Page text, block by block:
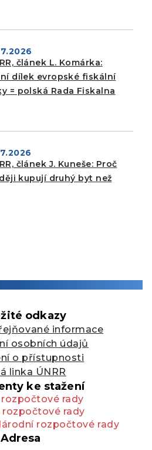
článek L. Komárka:
dílek evropské fiskální
= polská Rada Fiskalna
článek J. Kuneše: Proč
kupují druhý byt než
odkazy
informace
osobních údajů
o přístupnosti
linka ÚNRR
ke stažení
rady
rozpočtové rady
rozpočtové rady
Adresa